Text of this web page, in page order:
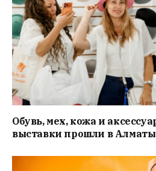
Обувь, мех, кожа и
выставки прошли в Алматы